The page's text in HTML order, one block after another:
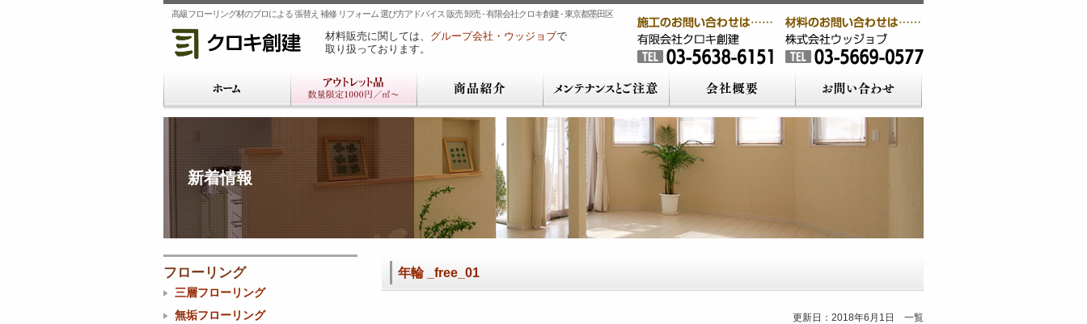
高級フローリング材のプロによる 張替え 補修 リフォーム 選び方アドバイス 販売 卸売 - 有限会社クロキ創建 - 東京都墨田区
材料販売に関しては、 グループ会社・ウッジョブで
取り扱っております。
新着情報
年輪 _free_01
更新日：2018年6月1日 一覧
フローリング
三層フローリング
無垢フローリング